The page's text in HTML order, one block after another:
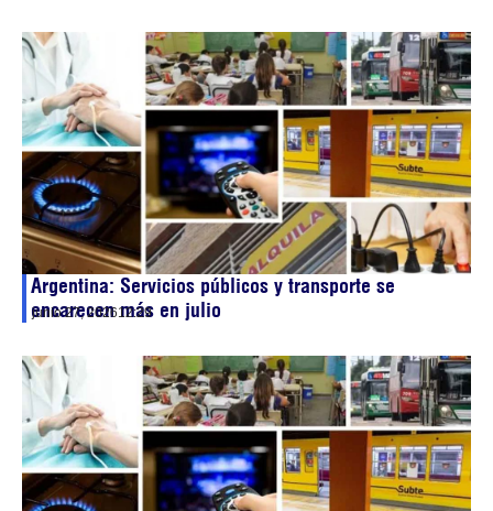
Argentina: Servicios públicos y transporte se
encarecen más en julio
junio 27, 202612:29